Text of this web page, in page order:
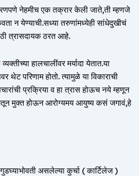
नेहमीच एक तक्रार केली जाते,ती म्हणजे
न येण्याची.सध्या तरुणांमध्येही सांधेदुखीचं
त्रासदायक ठरत आहे.
हालचालींवर मर्यादा येतात.या
थेट परिणाम होतो. त्यामुळे या विकाराची
प्रक्रिया व हा त्रास होऊच नये म्हणून
मुक्त होऊन आरोग्यमय आयुष्य कसं जगावं,हे
असलेल्या कुर्चा ( कार्टिलेज )